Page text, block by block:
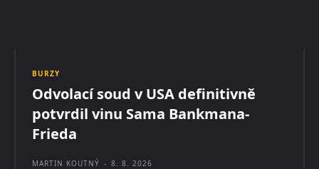
BURZY
Odvolací soud v USA definitivně
potvrdil vinu Sama Bankmana-
Frieda
MARTIN KOUTNÝ - 8. 8. 2026